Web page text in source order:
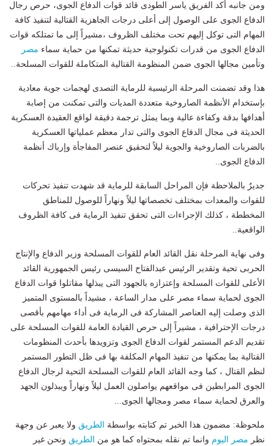
ومن جانبه أكد الفريق ياسر الطودى قائد قوات الدفاع الجوى، حرص رجال
الدفاع الجوى على الوصول إلى أعلى درجات الجاهزية القتالية لتنفيذ كافة
المهام التى توكل إليهم تحت مختلف الظروف ،مشيراً إلى ما تمتلكه قوات
الدفاع الجوى من قدرات تكنولوجية حديثة تمكنها من حماية سماء مصر
وتأمين مجالها الجوى ضمن المنظومة القتالية المتكاملة للقوات المسلحة..
هذا وقد تضمنت المرحلة الرئيسية للرماية التصدى لهجمات جوية معادية
بإستخدام الأنظمة الصاروخية متعددة المديات والتى تمكنت من إصابة
أهدافها بدقة وكفاءة عالية وبما يمثل ترجمة دقيقة لواقع العقيدة العسكرية
الحديثة فى مجال الدفاع الجوى والتى تدار معظم عملياتها العسكرية
بالضربات الصاروخية والجوية ليلاً لتحقيق عنصر المفاجأة وإرباك أنظمة
الدفاع الجوى..
جديرٌ بالملاحظة فإن المراحل السابقة للرماية قد شهدت تنفيذ تحركات
للقوات والمعدات بمختلف تخصصاتها ليلاً ونهاراً للوصول للمناطق
المخططة ، كذلك الإجراءات التى تحقق تنفيذ الرماية فى كافة الظروف
الواقعية..
وفى نهاية المرحلة نقل القائد العام للقوات المسلحة وزير الدفاع والإنتاج
الحربى تحية وتقدير الرئيس عبدالفتاح السيسى رئيس الجمهورية القائد
الأعلى للقوات المسلحة وإعتزازه بالجهود التى يبذلها مقاتلوا قوات الدفاع
الجوى لحماية سماء مصر على مدار الساعة ، مشيداً بالمستوى المتميز
الذى وصلت إليه العناصر المشاركة فى الرماية فى أداء مهامهم بأقصى
درجات الإحترافية ، مشيراً إلى حرص القيادة العامة للقوات المسلحة على
تقديم الدعم المستمر لقوات الدفاع الجوى وتزويدها بأحدث المنظومات
القتالية بما يمكنها من تنفيذ المهام المكلفة بها فى ظل التطور المستمر
لنظم القتال ، كما وجه القائد العام للقوات المسلحة التحية لرجال الدفاع
الجوى المرابطين فى مواقعهم يواصلون العمل ليلاً ونهاراً ويبذلون الجهد
والعرق لحماية سماء مصر ومجالها الجوى...
ملحوظة: مضمون هذا الخبر تم كتابته بواسطة الطريق ولا يعبر عن وجهة
نظر مصر اليوم وانما تم نقله بمحتواه كما هو من الطريق ونحن غير